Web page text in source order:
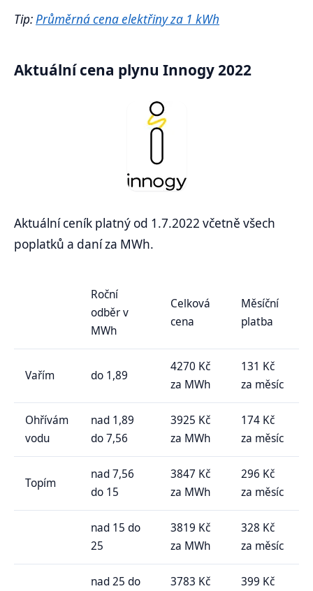
Tip:Průměrná cena elektřiny za 1 kWh
Aktuální cena plynu Innogy 2022
Aktuální ceník platný od 1.7.2022 včetně všech
poplatků a daní za MWh.
Roční
odběr v
MWh
Celková
cena
Měsíční
platba
Vařím do 1,89
4270 Kč
za MWh
131 Kč
za měsíc
Ohřívám
vodu
nad 1,89
do 7,56
3925 Kč
za MWh
174 Kč
za měsíc
Topím
nad 7,56
do 15
3847 Kč
za MWh
296 Kč
za měsíc
nad 15 do
25
3819 Kč
za MWh
328 Kč
za měsíc
nad 25 do
3783 Kč
399 Kč